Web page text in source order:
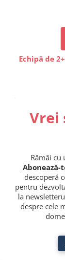
Echipă de
Vrei
Rămâi cu
descoperă
pentru
la
despre cele